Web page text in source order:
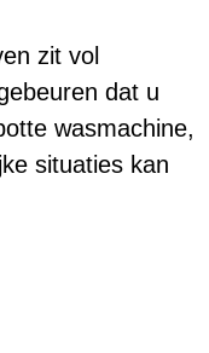
zit vol
dat u
wasmachine,
situaties kan